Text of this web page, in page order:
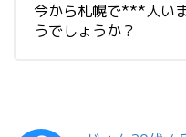
今から札幌で***人い
うでしょうか？